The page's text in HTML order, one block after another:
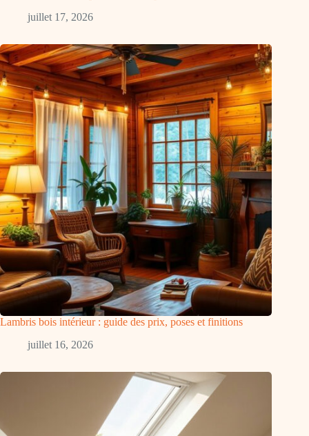
juillet 17, 2026
Lambris bois intérieur : guide des prix, poses et finitions
juillet 16, 2026